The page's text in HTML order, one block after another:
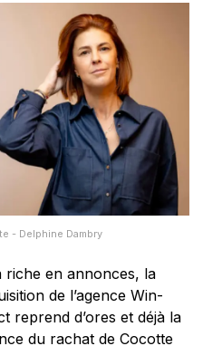
- Delphine Dambry
riche en annonces, la
de l’agence Win-
reprend d’ores et déjà la
du rachat de Cocotte